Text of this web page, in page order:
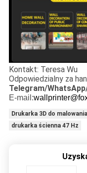
Kontakt: Teresa Wu
Odpowiedzialny za
Telegram/
E-mail:
Drukarka 3D do
drukarka ścienna 47 Hz